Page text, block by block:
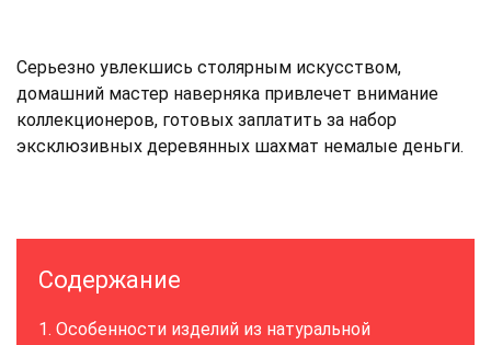
Серьезно увлекшись столярным искусством,
домашний мастер наверняка привлечет внимание
коллекционеров, готовых заплатить за набор
эксклюзивных деревянных шахмат немалые деньги.
Содержание
Особенности изделий из натуральной